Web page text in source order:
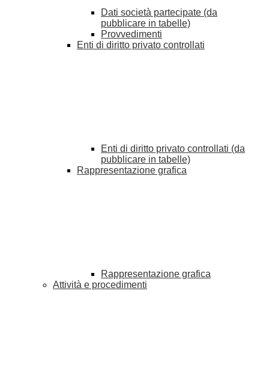
Dati società partecipate (da
pubblicare in tabelle)
Provvedimenti
Enti di diritto privato controllati
Enti di diritto privato controllati (da
pubblicare in tabelle)
Rappresentazione grafica
Rappresentazione grafica
Attività e procedimenti